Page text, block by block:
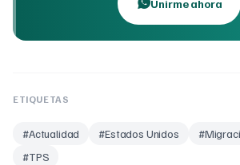
Unirme ahora
ETIQUETAS
#Actualidad #Estados Unidos #
#TPS